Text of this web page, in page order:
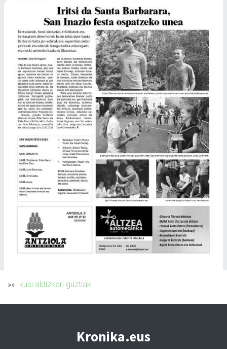
»» Ikusi aldizkari guztiak
Kronika.eus